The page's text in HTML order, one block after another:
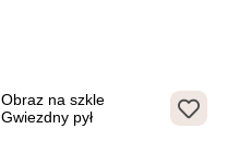
Obraz na szkle
Gwiezdny pył